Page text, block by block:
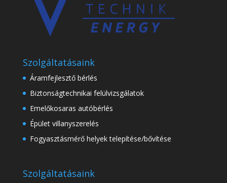
Szolgáltatásaink
Áramfejlesztő bérlés
Biztonságtechnikai felülvizsgálatok
Emelőkosaras autóbérlés
Épület villanyszerelés
Fogyasztásmérő helyek telepítése/bővítése
Szolgáltatásaink